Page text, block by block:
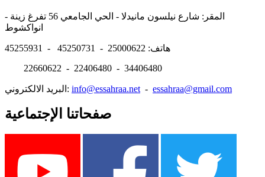
المقر: شارع نيلسون مانيدلا - الحي الجامعي 56 تفرغ زينة -
هاتف: 25000622 - 45250731 - 45255931
22660622 - 22406480 - 34406480
البريد الالكتروني: info@essahraa.net - essahraa@gmail.com
صفحاتنا الإجتماعية